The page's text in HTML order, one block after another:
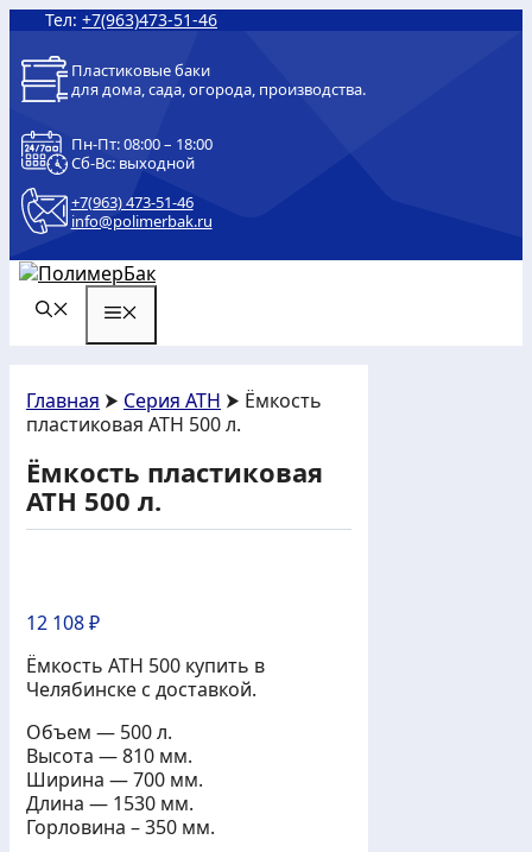
Перейти
содержимому
Тел: +7(963)473-51-46
Пластиковые баки
для дома, сада, огорода, производства.
Пн-Пт: 08:00 – 18:00
Сб-Вс: выходной
+7(963) 473-51-46
info@polimerbak.ru
Главная ⮞ Серия АТH ⮞ Ёмкость
пластиковая АТH 500 л.
Ёмкость пластиковая
АТH 500 л.
12 108₽
Ёмкость АТH 500 купить в
Челябинске с доставкой.
Объем — 500 л.
Высота — 810 мм.
Ширина — 700 мм.
Длина — 1530 мм.
Горловина – 350 мм.